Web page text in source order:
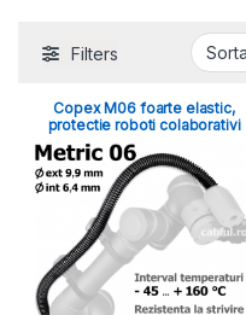
Filters
Copex M06 foarte elastic,
protectie roboti colaborativi